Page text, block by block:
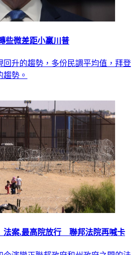
些微差距小贏川普
回升的趨勢，多份民調平均值，拜登
勢。
法案.最高院放行 聯邦法院再喊卡